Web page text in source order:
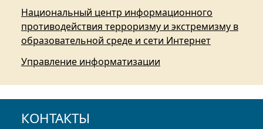
Национальный центр информационного
противодействия терроризму и экстремизму в
образовательной среде и сети Интернет
Управление информатизации
КОНТАКТЫ